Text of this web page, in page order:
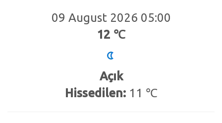
09 August 2026 05:00
12 ℃
Açık
Hissedilen:11 ℃